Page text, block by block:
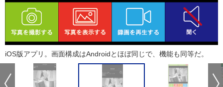
iOS版アプリ。画面構成はAndroidとほぼ同じで、機能も同等だ。